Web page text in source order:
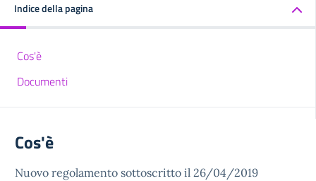
Indice della pagina
Cos'è
Documenti
Cos'è
Nuovo regolamento sottoscritto il 26/04/2019